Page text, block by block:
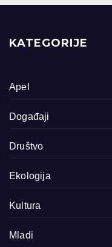
KATEGORIJE
Apel
Događaji
Društvo
Ekologija
Kultura
Mladi